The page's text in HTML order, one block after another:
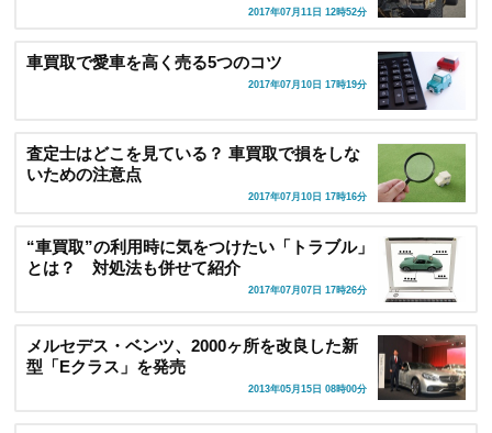
2017年07月11日 12時52分
車買取で愛車を高く売る5つのコツ
2017年07月10日 17時19分
査定士はどこを見ている？ 車買取で損をしな
いための注意点
2017年07月10日 17時16分
“車買取”の利用時に気をつけたい「トラブル」
とは？ 対処法も併せて紹介
2017年07月07日 17時26分
メルセデス・ベンツ、2000ヶ所を改良した新
型「Eクラス」を発売
2013年05月15日 08時00分